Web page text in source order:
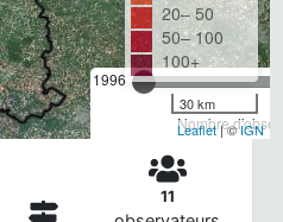
1996
Nombre
20– 50
50– 100
100+
30 km
Leaflet| ©IGN
11